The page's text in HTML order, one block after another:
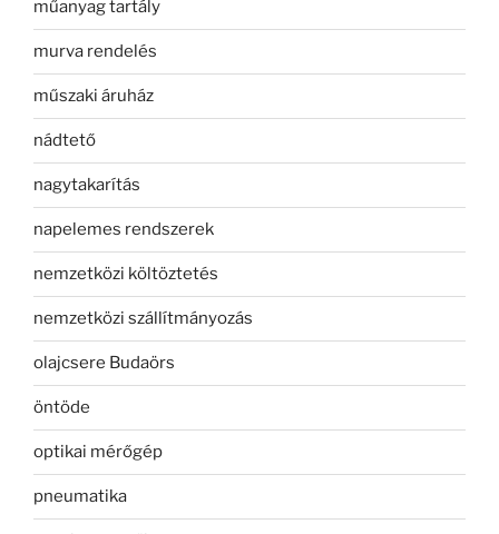
műanyag tartály
murva rendelés
műszaki áruház
nádtető
nagytakarítás
napelemes rendszerek
nemzetközi költöztetés
nemzetközi szállítmányozás
olajcsere Budaörs
öntöde
optikai mérőgép
pneumatika